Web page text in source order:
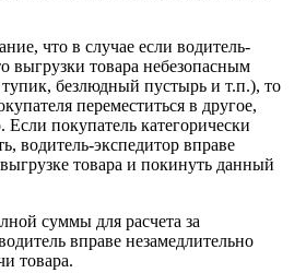
что в случае если водитель-
выгрузки товара небезопасным
безлюдный пустырь и т.п.), то
переместиться в другое,
Если покупатель категорически
водитель-экспедитор вправе
товара и покинуть данный
суммы для расчета за
вправе незамедлительно
товара.